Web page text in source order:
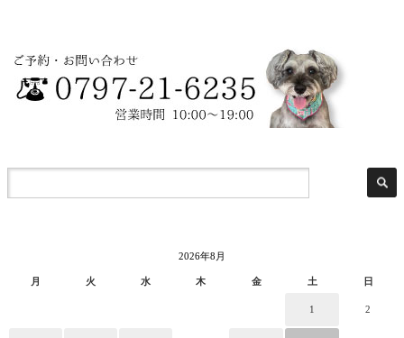
2026年8月
月 火 水 木 金 土 日
1 2